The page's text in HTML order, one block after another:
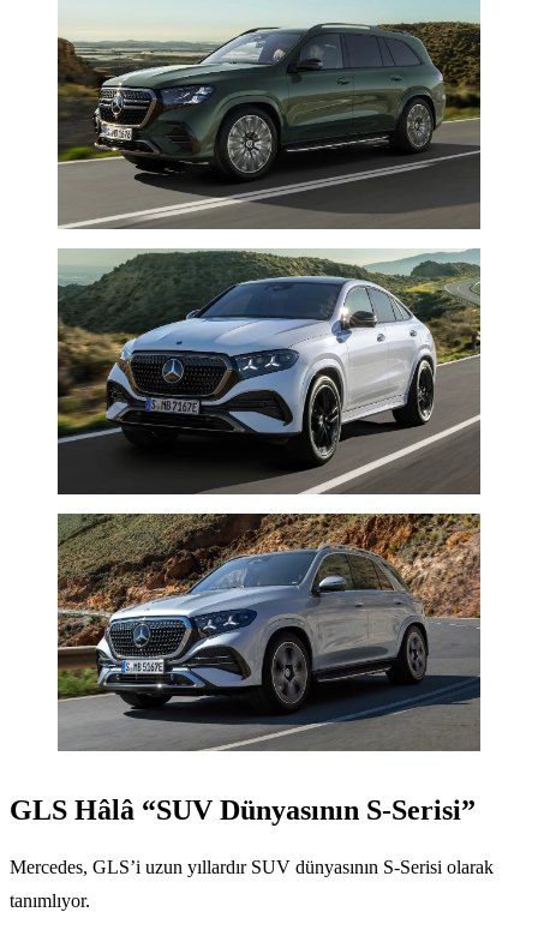
GLS Hâlâ “SUV Dünyasının S-Serisi”
Mercedes, GLS’i uzun yıllardır SUV dünyasının S-Serisi olarak
tanımlıyor.